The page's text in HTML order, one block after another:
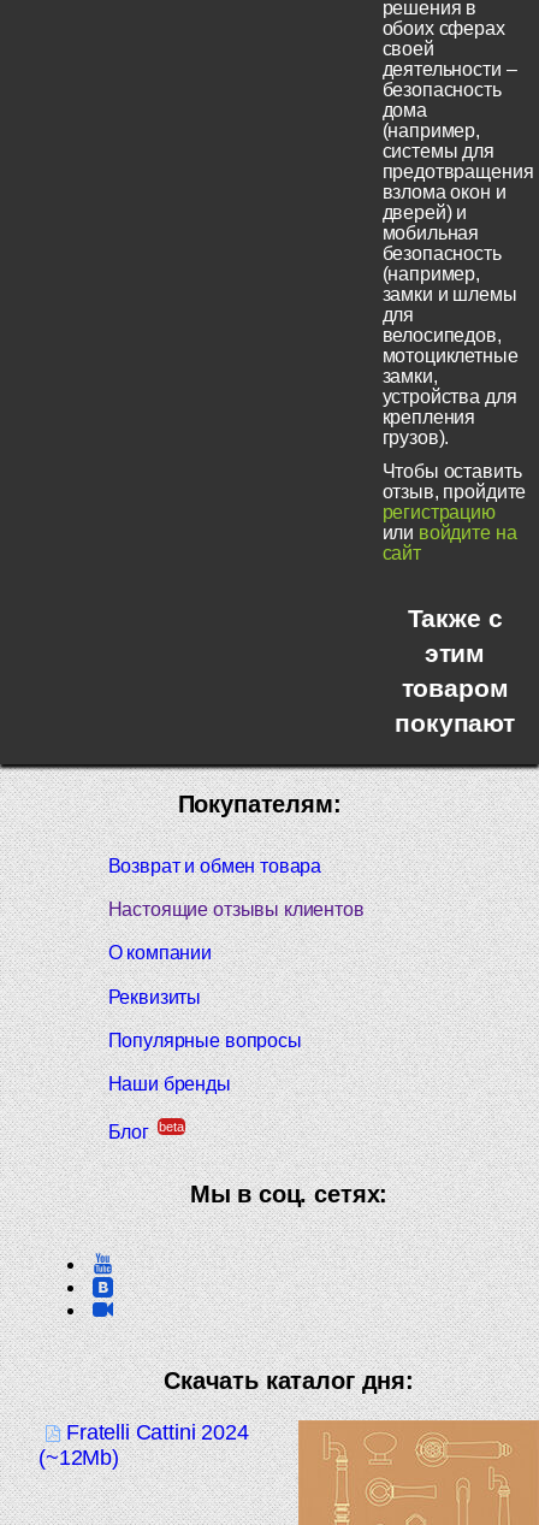
решения в
обоих сферах
своей
деятельности –
безопасность
дома
(например,
системы для
предотвращения
взлома окон и
дверей) и
мобильная
безопасность
(например,
замки и шлемы
для
велосипедов,
мотоциклетные
замки,
устройства для
крепления
грузов).
Чтобы оставить
отзыв, пройдите
регистрацию
или войдите на
сайт
Также с
этим
товаром
покупают
Покупателям:
Возврат и обмен товара
Настоящие отзывы клиентов
О компании
Реквизиты
Популярные вопросы
Наши бренды
Блог beta
Мы в соц. сетях:
Скачать каталог дня:
Fratelli Cattini 2024
(~12Mb)